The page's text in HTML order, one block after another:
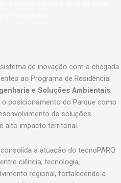
de inovação com a chegada
ao Programa de Residência:
e Soluções Ambientais.
posicionamento do Parque como
de soluções
alto impacto territorial.
a atuação do tecnoPARQ
ciência, tecnologia,
regional, fortalecendo a